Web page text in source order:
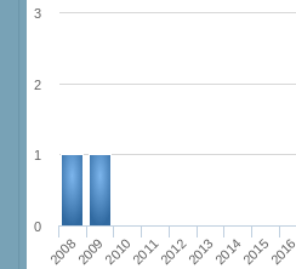
20082009201020112012201320142015
0
1
2
3